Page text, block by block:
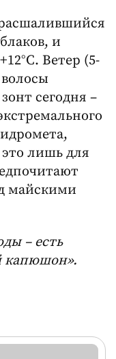
и
Ветер (5-
сегодня –
это лишь для
майскими
– есть
капюшон».